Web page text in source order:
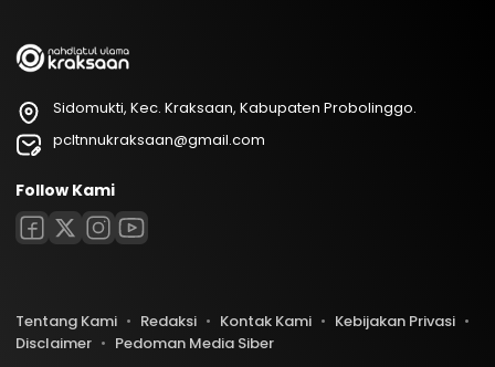
Sidomukti, Kec. Kraksaan, Kabupaten Probolinggo.
pcltnnukraksaan@gmail.com
Follow Kami
Tentang Kami Redaksi Kontak Kami
Kebijakan Privasi
Disclaimer
Pedoman Media Siber